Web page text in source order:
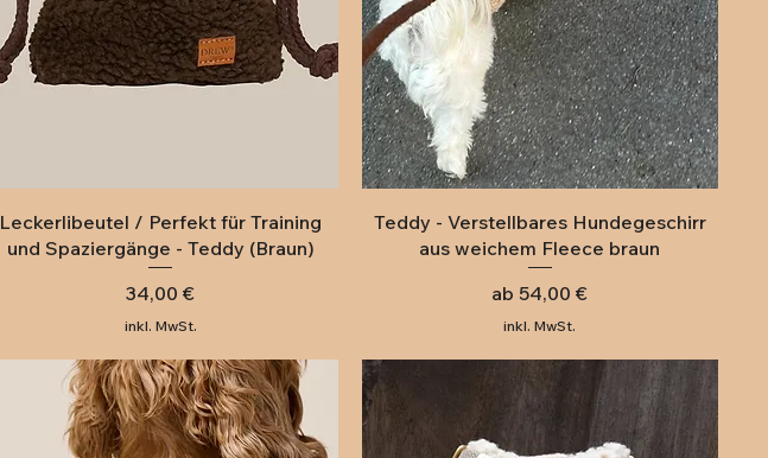
Schnellansicht
Leckerlibeutel / Perfekt für Training
und Spaziergänge - Teddy (Braun)
Preis
34,00 €
inkl. MwSt.
Schnellansicht
Teddy - Verstellbares Hundegeschirr
aus weichem Fleece braun
ab 54,00 €
Sale-Preis
inkl. MwSt.